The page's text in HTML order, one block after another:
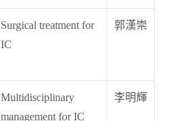
Surgical treatment for
IC
郭漢崇
Multidisciplinary
management for IC
李明輝